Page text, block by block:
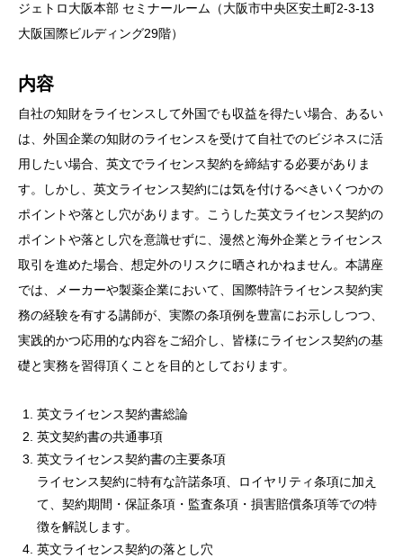
ジェトロ大阪本部 セミナールーム（大阪市中央区安土町2-3-13
大阪国際ビルディング29階）
内容
自社の知財をライセンスして外国でも収益を得たい場合、あるい
は、外国企業の知財のライセンスを受けて自社でのビジネスに活
用したい場合、英文でライセンス契約を締結する必要がありま
す。しかし、英文ライセンス契約には気を付けるべきいくつかの
ポイントや落とし穴があります。こうした英文ライセンス契約の
ポイントや落とし穴を意識せずに、漫然と海外企業とライセンス
取引を進めた場合、想定外のリスクに晒されかねません。本講座
では、メーカーや製薬企業において、国際特許ライセンス契約実
務の経験を有する講師が、実際の条項例を豊富にお示ししつつ、
実践的かつ応用的な内容をご紹介し、皆様にライセンス契約の基
礎と実務を習得頂くことを目的としております。
英文ライセンス契約書総論
英文契約書の共通事項
英文ライセンス契約書の主要条項
ライセンス契約に特有な許諾条項、ロイヤリティ条項に加え
て、契約期間・保証条項・監査条項・損害賠償条項等での特
徴を解説します。
英文ライセンス契約の落とし穴